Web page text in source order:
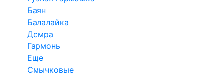
Баян
Балалайка
Домра
Гармонь
Еще
Смычковые